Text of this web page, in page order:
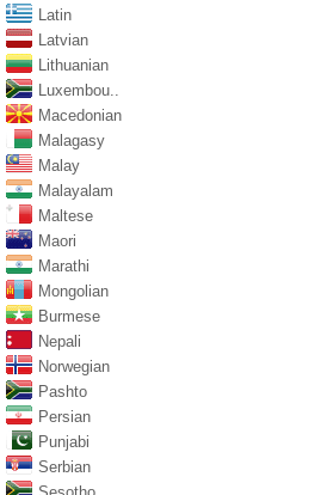
Latin
Latvian
Lithuanian
Luxembou..
Macedonian
Malagasy
Malay
Malayalam
Maltese
Maori
Marathi
Mongolian
Burmese
Nepali
Norwegian
Pashto
Persian
Punjabi
Serbian